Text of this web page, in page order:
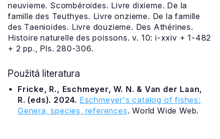
neuvieme. Scombéroides. Livre dixieme. De la
famille des Teuthyes. Livre onzieme. De la famille
des Taenioides. Livre douzieme. Des Athérines.
Histoire naturelle des poissons. v. 10: i-xxiv + 1-482
+ 2 pp., Pls. 280-306.
Použitá literatura
Fricke, R., Eschmeyer, W. N. & Van der Laan,
R. (eds). 2024. Eschmeyer's catalog of fishes:
Genera, species, references. World Wide Web.